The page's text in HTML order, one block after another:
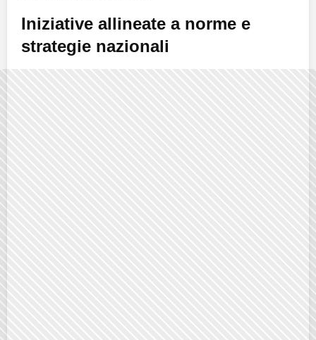
Iniziative allineate a norme e
strategie nazionali